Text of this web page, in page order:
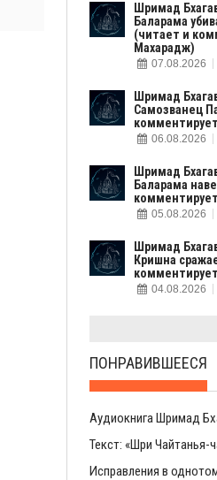
Шримад
Баларама
(читает и
Махарадж)
07.08.2026
Шримад
Самозванец
06.08.2026
Шримад
Баларама
05.08.2026
Шримад
Кришна
04.08.2026
ПОНРАВИВШЕЕСЯ
Аудиокнига Шримад
Текст: «Шри Чайтанья-
Исправления в